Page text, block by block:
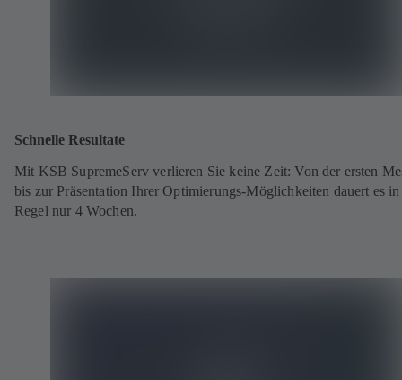
Schnelle Resultate
Mit KSB SupremeServ verlieren Sie keine Zeit: Von der ersten
bis zur Präsentation Ihrer Optimierungs-Möglichkeiten dauert es
Regel nur 4 Wochen.